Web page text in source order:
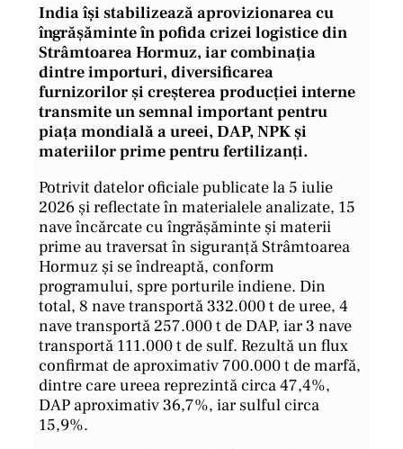
India își stabilizează aprovizionarea cu
îngrășăminte în pofida crizei logistice din
Strâmtoarea Hormuz, iar combinația
dintre importuri, diversificarea
furnizorilor și creșterea producției interne
transmite un semnal important pentru
piața mondială a ureei, DAP, NPK și
materiilor prime pentru fertilizanți.
Potrivit datelor oficiale publicate la 5 iulie
2026 și reflectate în materialele analizate, 15
nave încărcate cu îngrășăminte și materii
prime au traversat în siguranță Strâmtoarea
Hormuz și se îndreaptă, conform
programului, spre porturile indiene. Din
total, 8 nave transportă 332.000 t de uree, 4
nave transportă 257.000 t de DAP, iar 3 nave
transportă 111.000 t de sulf. Rezultă un flux
confirmat de aproximativ 700.000 t de marfă,
dintre care ureea reprezintă circa 47,4%,
DAP aproximativ 36,7%, iar sulful circa
15,9%.